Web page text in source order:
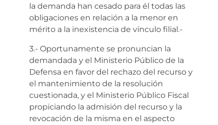
la demanda han cesado para él todas las
obligaciones en relación a la menor en
mérito a la inexistencia de vínculo filial.-
3.- Oportunamente se pronuncian la
demandada y el Ministerio Público de la
Defensa en favor del rechazo del recurso y
el mantenimiento de la resolución
cuestionada, y el Ministerio Público Fiscal
propiciando la admisión del recurso y la
revocación de la misma en el aspecto